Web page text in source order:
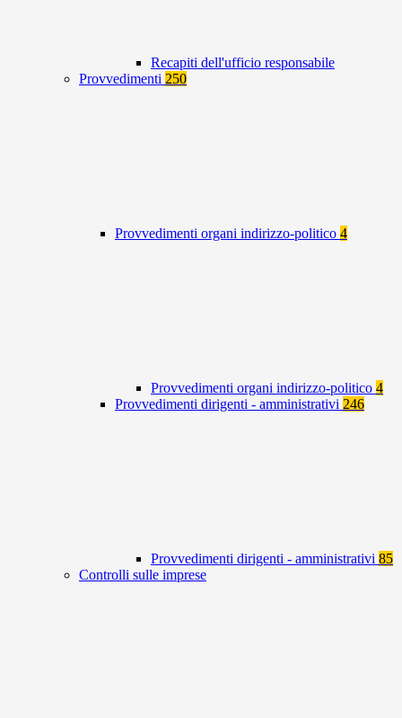
Recapiti dell'ufficio responsabile
Provvedimenti 250
Provvedimenti organi indirizzo-politico 4
Provvedimenti organi indirizzo-politico 4
Provvedimenti dirigenti - amministrativi 246
Provvedimenti dirigenti - amministrativi 85
Controlli sulle imprese